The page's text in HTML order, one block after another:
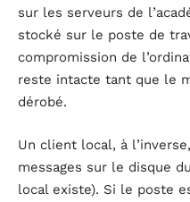
sur les serveurs de
stocké sur le poste de
compromission de
reste intacte tant que le
dérobé.
Un client local, à
messages sur le disque
local existe). Si le poste